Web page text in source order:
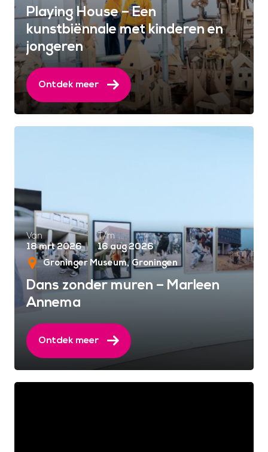
Playing House – Een
kunstbiënnale met kinderen en
jongeren
Ontdek meer
Van
18 mrt 2026
T/m
16 aug 2026
Groninger Museum Groningen
Dans zonder muren – Marleen
Annema
Ontdek meer